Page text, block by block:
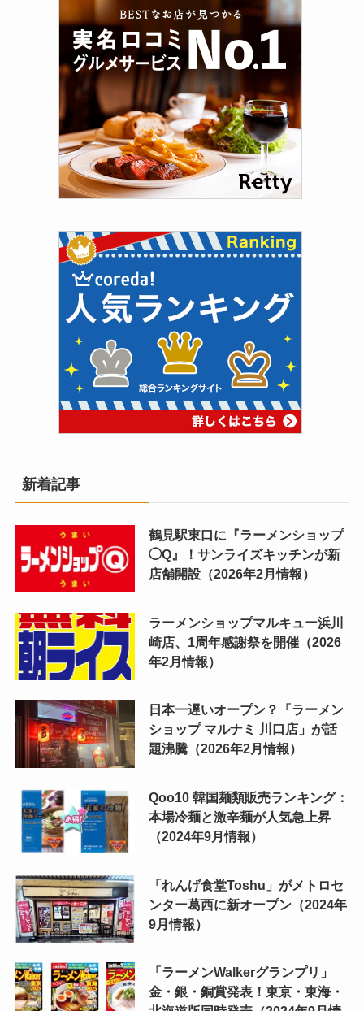
新着記事
鶴見駅東口に『ラーメンショップ
◯Q』！サンライズキッチンが新
店舗開設（2026年2月情報）
ラーメンショップマルキュー浜川
崎店、1周年感謝祭を開催（2026
年2月情報）
日本一遅いオープン？「ラーメン
ショップ マルナミ 川口店」が話
題沸騰（2026年2月情報）
Qoo10 韓国麺類販売ランキング：
本場冷麺と激辛麺が人気急上昇
（2024年9月情報）
「れんげ食堂Toshu」がメトロセ
ンター葛西に新オープン（2024年
9月情報）
「ラーメンWalkerグランプリ」
金・銀・銅賞発表！東京・東海・